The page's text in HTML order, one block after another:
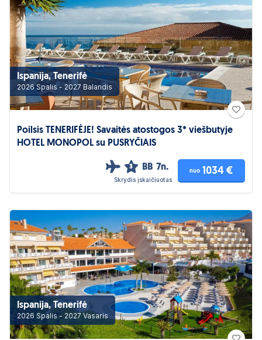
Ispanija, Tenerifė
2026 Spalis - 2027 Balandis
Poilsis TENERIFĖJE! Savaitės atostogos 3* viešbutyje
HOTEL MONOPOL su PUSRYČIAIS
3 BB 7n.
Skrydis įskaičiuotas
nuo 1034 €
Ispanija, Tenerifė
2026 Spalis - 2027 Vasaris